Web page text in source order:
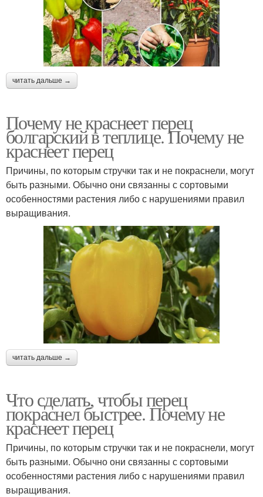
читать дальше →
Почему не краснеет перец
болгарский в теплице. Почему не
краснеет перец
Причины, по которым стручки так и не покраснели, могут
быть разными. Обычно они связанны с сортовыми
особенностями растения либо с нарушениями правил
выращивания.
читать дальше →
Что сделать, чтобы перец
покраснел быстрее. Почему не
краснеет перец
Причины, по которым стручки так и не покраснели, могут
быть разными. Обычно они связанны с сортовыми
особенностями растения либо с нарушениями правил
выращивания.